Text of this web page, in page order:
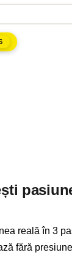
reală în 3
fără